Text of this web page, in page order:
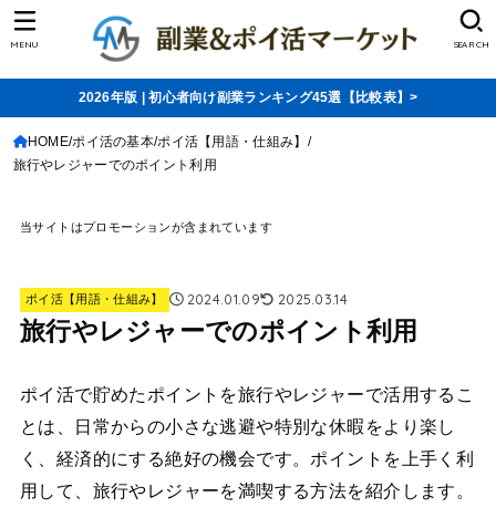
SEARCH
MENU
2026年版 | 初心者向け副業ランキング45選【比較表】>
HOME ポイ活の基本 ポイ活【用語・仕組み】
旅行やレジャーでのポイント利用
当サイトはプロモーションが含まれています
ポイ活【用語・仕組み】 2024.01.09 2025.03.14
旅行やレジャーでのポイント利用
ポイ活で貯めたポイントを旅行やレジャーで活用するこ
とは、日常からの小さな逃避や特別な休暇をより楽し
く、経済的にする絶好の機会です。ポイントを上手く利
用して、旅行やレジャーを満喫する方法を紹介します。